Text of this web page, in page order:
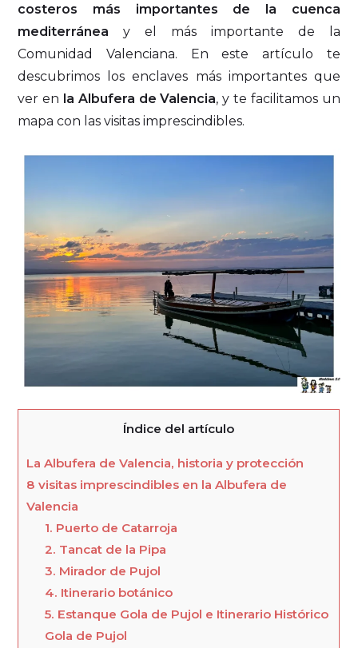
costeros más importantes de la cuenca
mediterránea y el más importante de la
Comunidad Valenciana. En este artículo te
descubrimos los enclaves más importantes que
ver en la Albufera de Valencia, y te facilitamos un
mapa con las visitas imprescindibles.
Índice del artículo
La Albufera de Valencia, historia y protección
8 visitas imprescindibles en la Albufera de
Valencia
1. Puerto de Catarroja
2. Tancat de la Pipa
3. Mirador de Pujol
4. Itinerario botánico
5. Estanque Gola de Pujol e Itinerario Histórico
Gola de Pujol